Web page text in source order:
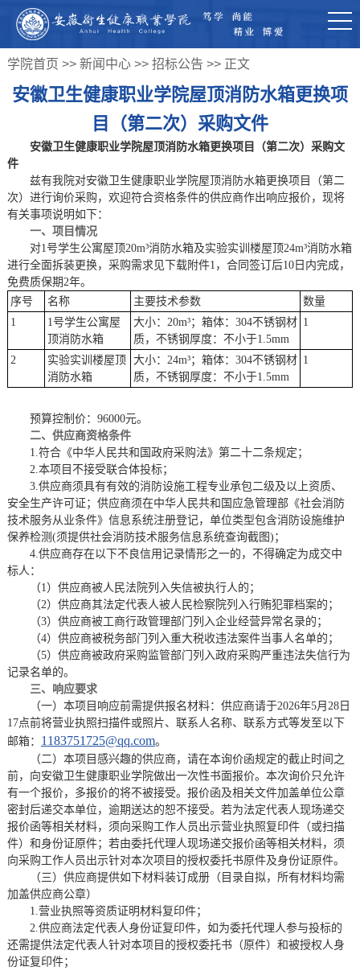
学院首页 >> 新闻中心>> 招标公告 >> 正文
安徽卫生健康职业学院屋顶消防水箱更换项
目（第二次）采购文件
安徽卫生健康职业学院屋顶消防水箱更换项目 （第二次） 采购文
件
兹有我院对安徽卫生健康职业学院屋顶消防水箱更换项目（第二
次） 进行询价采购，欢迎符合资格条件的供应商作出响应报价，现将
有关事项说明如下：
一、项目情况
对1号学生公寓屋顶20m³消防水箱及实验实训楼屋顶24m³消防水箱
进行全面拆装更换，采购需求见下载附件1， 合同签订后10日内完成，
免费质保期2年。
序号
名称 主要技术参数
数量
1
1号学生公寓屋
顶消防水箱
大小： 20m³；箱体：304不锈钢材
质，不锈钢厚度：不小于1.5mm
1
2
实验实训楼屋顶
消防水箱
大小： 24m³；箱体：304不锈钢材
质，不锈钢厚度：不小于1.5mm
1
预算控制价： 96000元。
二、供应商资格条件
1.符合《中华人民共和国政府采购法》第二十二条规定；
2.本项目不接受联合体投标；
3.供应商须具有有效的消防设施工程专业承包二级及以上资质、
安全生产许可证 ； 供应商须在中华人民共和国应急管理部《社会消防
技术服务从业条件》信息系统注册登记，单位类型包含消防设施维护
保养检测 (须提供社会消防技术服务信息系统查询截图)；
4.供应商存在以下不良信用记录情形之一的，不得确定为成交中
标人：
（1）供应商被人民法院列入失信被执行人的；
（2）供应商其法定代表人被人民检察院列入行贿犯罪档案的；
（3）供应商被工商行政管理部门列入企业经营异常名录的；
（4）供应商被税务部门列入重大税收违法案件当事人名单的；
（5）供应商被政府采购监管部门列入政府采购严重违法失信行为
记录名单的。
三、响应要求
（一）本项目响应前需提供报名材料：供应商请于2026年5月 28日
17点前将营业执照扫描件或照片、联系人名称、联系方式等发至以下
邮箱： 1183751725@qq.com。
（二）本项目感兴趣的供应商，请在本询价函规定的截止时间之
前，向安徽卫生健康职业学院做出一次性书面报价。本次询价只允许
有一个报价，多报价的将不被接受。报价函及相关文件加盖单位公章
密封后递交本单位，逾期送达的恕不接受。若为法定代表人现场递交
报价函等相关材料，须向采购工作人员出示营业执照复印件（或扫描
件）和身份证原件；若由委托代理人现场递交报价函等相关材料，须
向采购工作人员出示针对本次项目的授权委托书原件及身份证原件。
（三）供应商提供如下材料装订成册（目录自拟，所有材料均需
加盖供应商公章）
1.营业执照等资质证明材料复印件；
2.供应商法定代表人身份证复印件，如为委托代理人参与投标的
还需提供法定代表人针对本项目的授权委托书（原件）和被授权人身
份证复印件；